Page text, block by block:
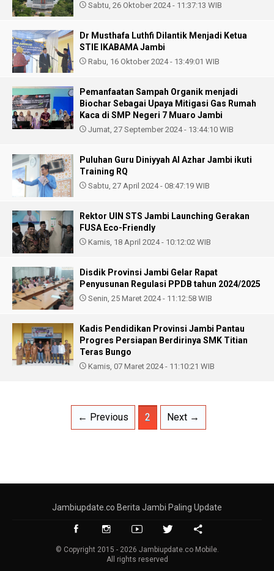
Sabtu, 26 Oktober 2024 - 11:37:13 WIB
Dr Musthafa Luthfi Dilantik Menjadi Ketua
STIE IKABAMA Jambi
Rabu, 16 Oktober 2024 - 13:49:01 WIB
Pemanfaatan Sampah Organik menjadi
Biochar Sebagai Upaya Mitigasi Gas Rumah
Kaca di SMP Negeri 7 Muaro Jambi
Jumat, 27 September 2024 - 13:44:10 WIB
Puluhan Guru Diniyyah Al Azhar Jambi ikuti
Training RQ
Sabtu, 27 April 2024 - 08:47:19 WIB
Rektor UIN STS Jambi Launching Gerakan
FUSA Eco-Friendly
Kamis, 18 April 2024 - 10:12:02 WIB
Disdik Provinsi Jambi Gelar Rapat
Penyusunan Regulasi PPDB tahun 2024/2025
Senin, 25 Maret 2024 - 11:12:58 WIB
Kadis Pendidikan Provinsi Jambi Pantau
Progres Persiapan Berdirinya SMK Titian
Teras Bungo
Kamis, 07 Maret 2024 - 11:10:21 WIB
← Previous 2 Next →
Jambiupdate.co Berita Jambi Paling Update
© Copyright 2015 - 2026 Jambiupdate.co Mobile.
All rights reserved